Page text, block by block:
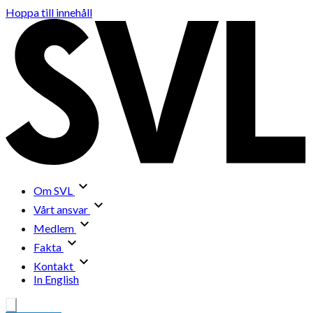
Hoppa till innehåll
Om SVL
Vårt ansvar
Medlem
Fakta
Kontakt
In English